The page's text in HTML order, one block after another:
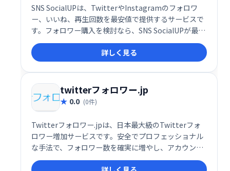
SNS SocialUPは、TwitterやInstagramのフォロワ
ー、いいね、再生回数を最安値で提供するサービスで
す。フォロワー購入を検討なら、SNS SocialUPが最適
です。システム納品による迅速な提供で、あなたの
SNSアカウントを効果的に成長させます。手軽に利用
できるサービスで、費用対効果の高い運用をサポート
します。
詳しく見る
twitterフォロワー.jp
0.0 (0件)
Twitterフォロワー.jpは、日本最大級のTwitterフォ
ロワー増加サービスです。安全でプロフェッショナル
な手法で、フォロワー数を確実に増やし、アカウント
の認知度向上をサポートします。安心してご利用いた